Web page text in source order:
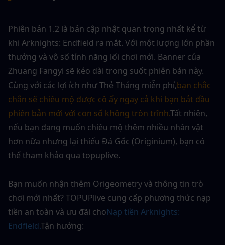
Phiên bản 1.2 là bản cập nhật quan trọng nhất kể từ
khi Arknights: Endfield ra mắt. Với một lượng lớn phần
thưởng và vô số tính năng lối chơi mới. Banner của
Zhuang Fangyi sẽ kéo dài trong suốt phiên bản này.
Cùng với các lợi ích như Thẻ Tháng miễn phí,bạn chắc
chắn sẽ chiêu mộ được cô ấy ngay cả khi bạn bắt đầu
phiên bản mới với con số không tròn trĩnh.Tất nhiên,
nếu bạn đang muốn chiêu mộ thêm nhiều nhân vật
hơn nữa nhưng lại thiếu Đá Gốc (Originium), bạn có
thể tham khảo qua topuplive.
Bạn muốn nhận thêm Origeometry và thông tin trò
chơi mới nhất? TOPUPlive cung cấp phương thức nạp
tiền an toàn và ưu đãi choNạp tiền Arknights:
Endfield.Tận hưởng: